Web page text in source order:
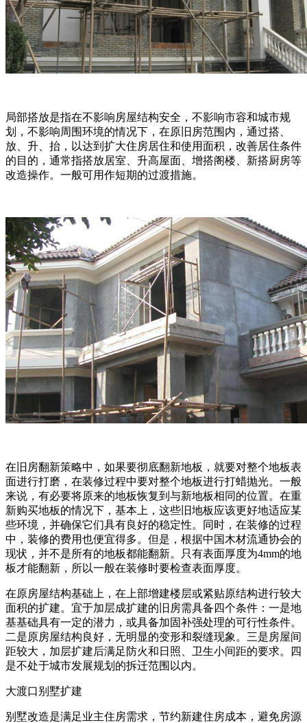
局部搭放是指在不影响房屋结构安全，不影响市容和城市规
划，不影响周围环境的情况下，在原旧房范围内，通过搭、
放、升、抬，以达到扩大住房居住和使用面积，改善居住条件
的目的，通常指搭放居室、升高屋面、增搭阁楼、新搭厨房等
改造操作。一般可用作短期的过渡措施。
在旧房翻新策略中，如果要彻底翻新地板，就要对整个地板表
面进行打磨，在装修过程中要对整个地板进行打蜡抛光。一般
来说，有必要将原来的地板恢复到与新地板相同的位置。在重
新购买地板的情况下，基本上，这些旧地板应该更好地适应某
些环境，并确保它们具有良好的稳定性。同时，在装修的过程
中，装修的费用也便宜得多。但是，根据中国木材流通协会的
现状，并不是所有的地板都能翻新。只有表面厚度为4mm的地
板才能翻新，所以一般在装修时要检查表面厚度。
在原房屋结构基础上，在上部增建楼层或紧贴原结构进行较大
面积的扩建。宜于加层成扩建的旧房需具备四个条件：一是地
基基础具有一定的潜力，或具备加固补强处理的可行性条件。
二是原房屋结构良好，无明显的变形和裂缝现象。三是房屋间
距较大，加层扩建后满足防火和日照、卫生小间距的要求。四
是不处于城市发展规划的拆迁范围以内。
大渡口别墅扩建
别墅改造是满足业主住房需求，节约新建住房成本，避免房源